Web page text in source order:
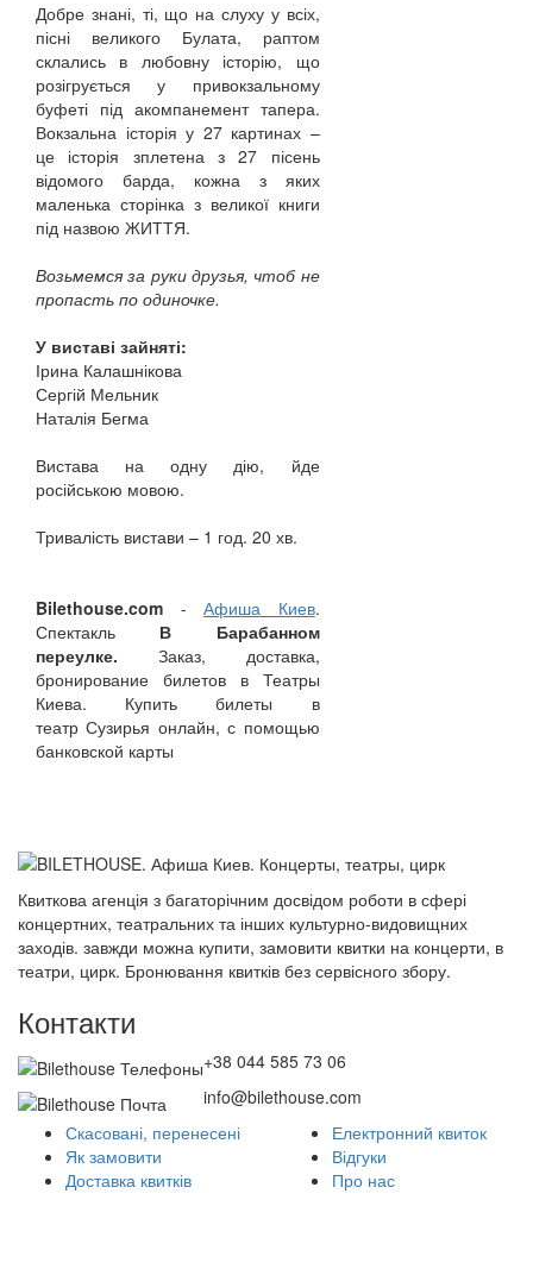
Добре знані, ті, що на слуху у всіх,
пісні великого Булата, раптом
склались в любовну історію, що
розігрується у привокзальному
буфеті під акомпанемент тапера.
Вокзальна історія у 27 картинах –
це історія зплетена з 27 пісень
відомого барда, кожна з яких
маленька сторінка з великої книги
під назвою ЖИТТЯ.
Возьмемся за руки друзья, чтоб не
пропасть по одиночке.
У виставі зайняті:
Ірина Калашнікова
Сергій Мельник
Наталія Бегма
Вистава на одну дію, йде
російською мовою.
Тривалість вистави – 1 год. 20 хв.
Bilethouse.com -Афиша Киев.
Спектакль В Барабанном
переулке. Заказ, доставка,
бронирование билетов в Театры
Киева. Купить билеты в
театр Сузирья онлайн, с помощью
банковской карты
Квиткова агенція з багаторічним досвідом роботи в сфері
концертних, театральних та інших культурно-видовищних
заходів. завжди можна купити, замовити квитки на концерти, в
театри, цирк. Бронювання квитків без сервісного збору.
Контакти
+38 044 585 73 06
info@bilethouse.com
Скасовані, перенесені
Як замовити
Доставка квитків
Електронний квиток
Відгуки
Про нас